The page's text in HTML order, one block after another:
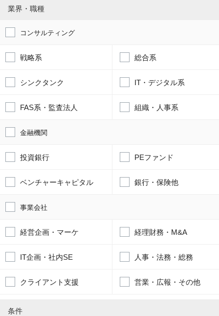
業界・職種
コンサルティング
戦略系 総合系
シンクタンク IT・デジタル系
FAS系・監査法人 組織・人事系
金融機関
投資銀行 PEファンド
ベンチャーキャピタル 銀行・保険他
事業会社
経営企画・マーケ 経理財務・M&A
IT企画・社内SE 人事・法務・総務
クライアント支援 営業・広報・その他
条件